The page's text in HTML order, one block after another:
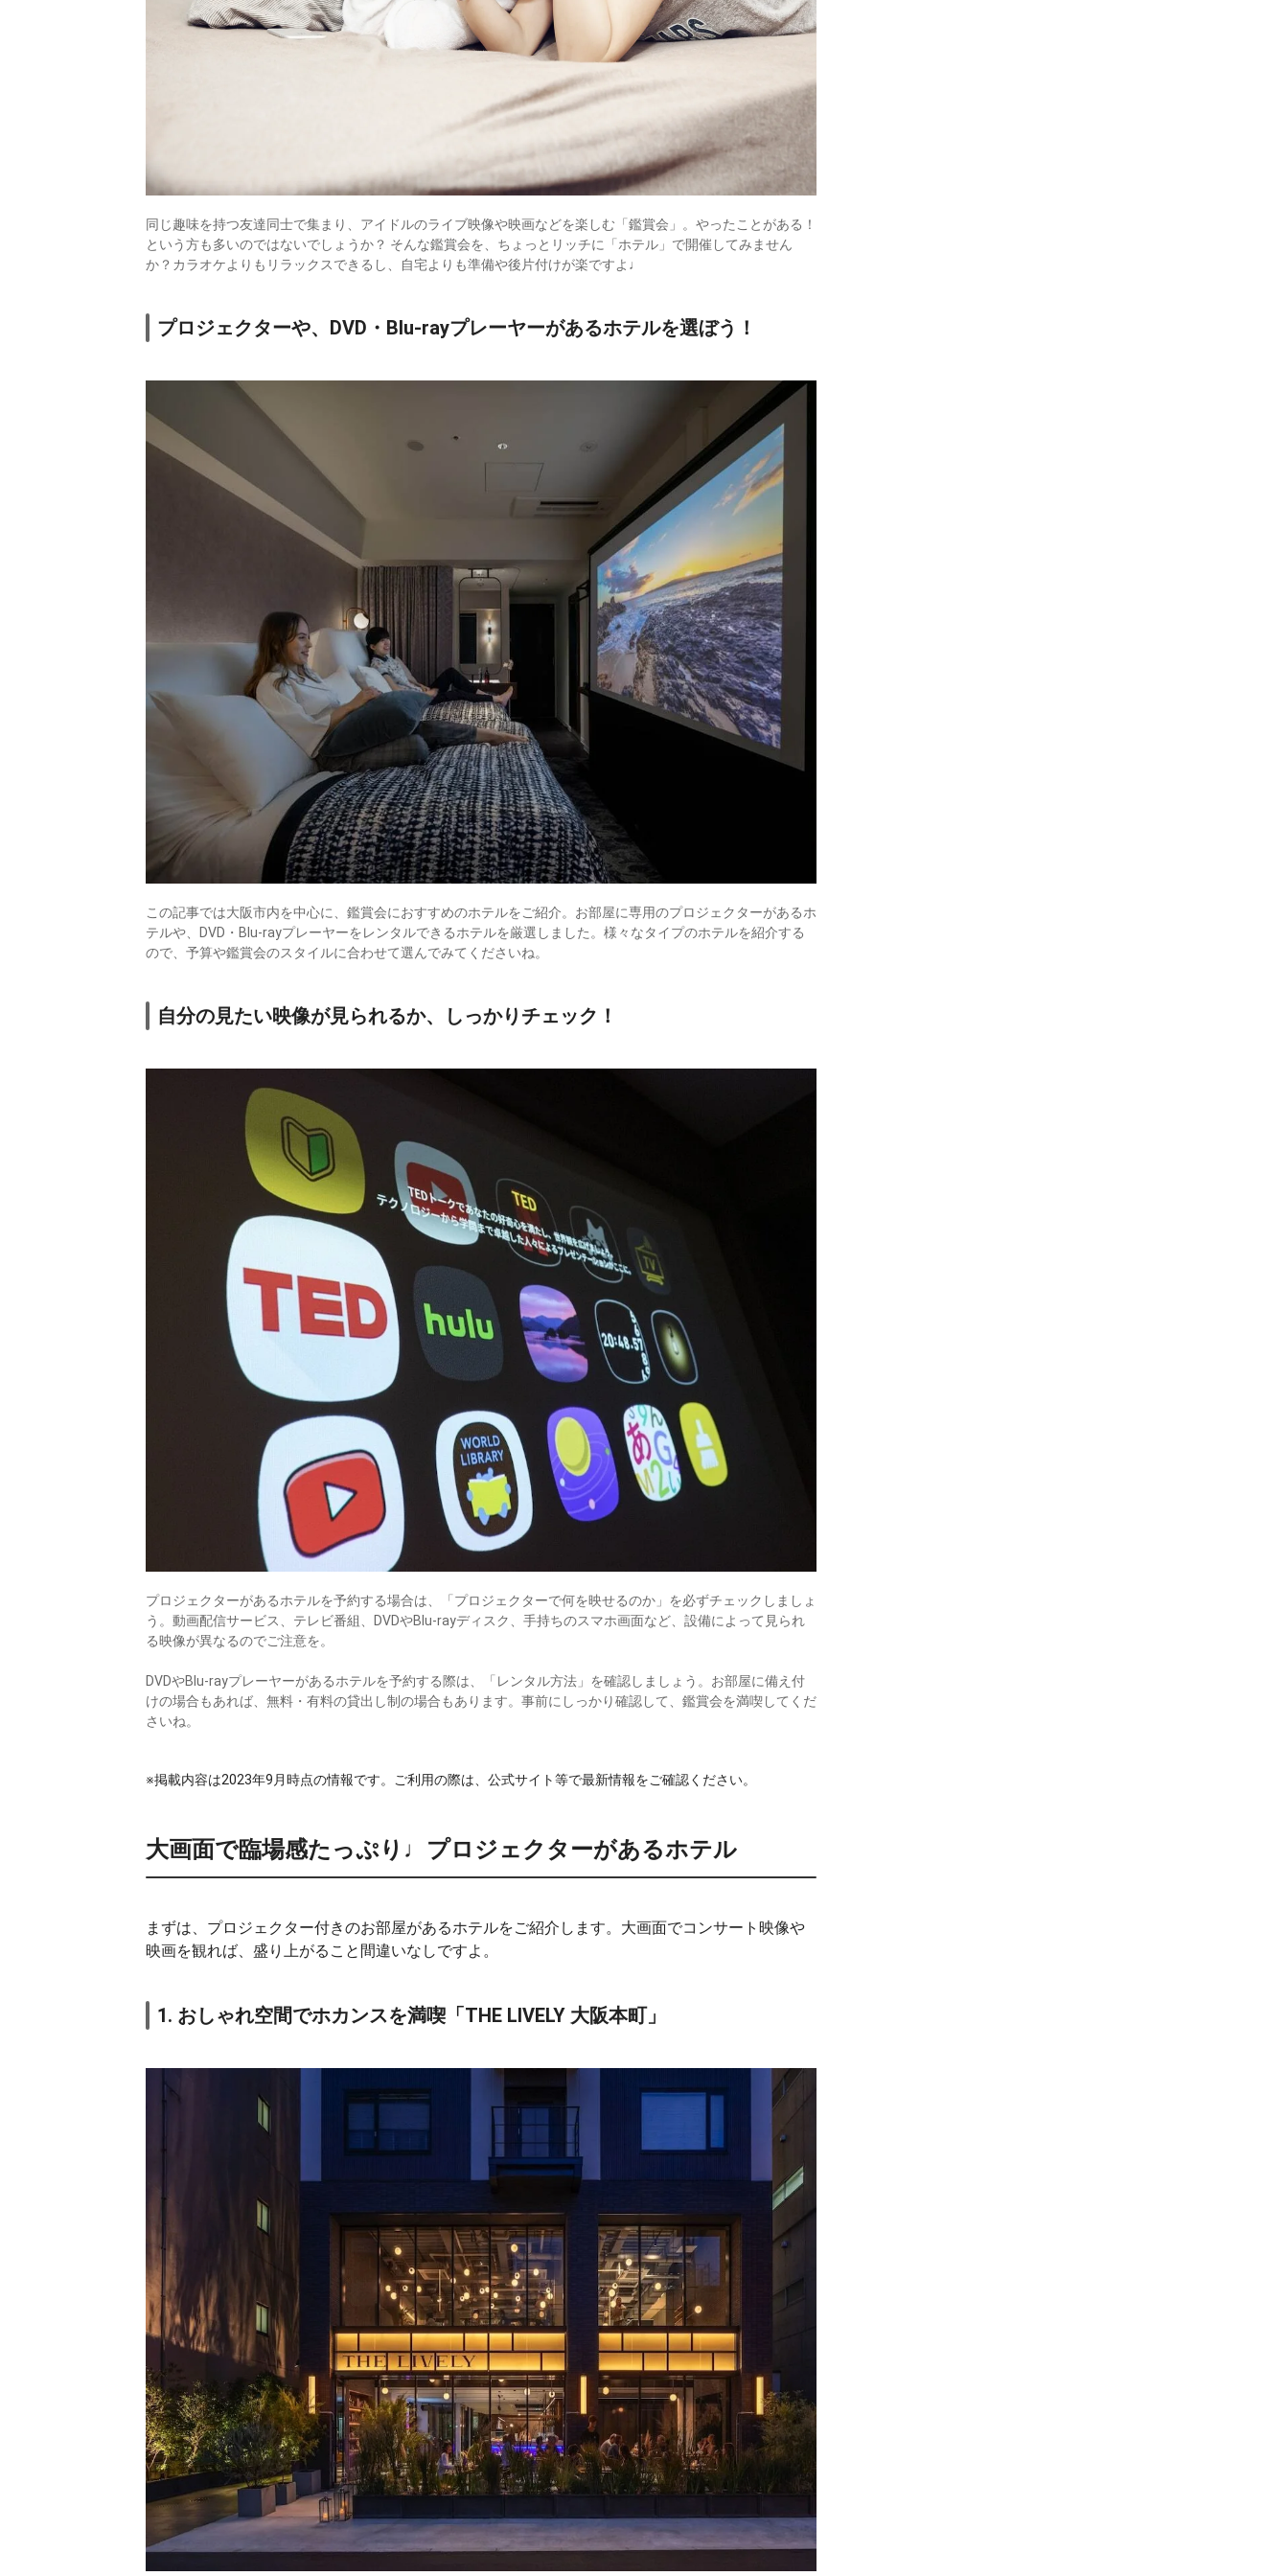
同じ趣味を持つ友達同士で集まり、アイドルのライブ映像や映画などを楽しむ「鑑賞会」。やったことがある！
という方も多いのではないでしょうか？ そんな鑑賞会を、ちょっとリッチに「ホテル」で開催してみません
か？カラオケよりもリラックスできるし、自宅よりも準備や後片付けが楽ですよ♩
プロジェクターや、DVD・Blu-rayプレーヤーがあるホテルを選ぼう！
この記事では大阪市内を中心に、鑑賞会におすすめのホテルをご紹介。お部屋に専用のプロジェクターがあるホ
テルや、DVD・Blu-rayプレーヤーをレンタルできるホテルを厳選しました。様々なタイプのホテルを紹介する
ので、予算や鑑賞会のスタイルに合わせて選んでみてくださいね。
自分の見たい映像が見られるか、しっかりチェック！
プロジェクターがあるホテルを予約する場合は、「プロジェクターで何を映せるのか」を必ずチェックしましょ
う。動画配信サービス、テレビ番組、DVDやBlu-rayディスク、手持ちのスマホ画面など、設備によって見られ
る映像が異なるのでご注意を。
DVDやBlu-rayプレーヤーがあるホテルを予約する際は、「レンタル方法」を確認しましょう。お部屋に備え付
けの場合もあれば、無料・有料の貸出し制の場合もあります。事前にしっかり確認して、鑑賞会を満喫してくだ
さいね。
※掲載内容は2023年9月時点の情報です。ご利用の際は、公式サイト等で最新情報をご確認ください。
大画面で臨場感たっぷり♩プロジェクターがあるホテル
まずは、プロジェクター付きのお部屋があるホテルをご紹介します。大画面でコンサート映像や
映画を観れば、盛り上がること間違いなしですよ。
1. おしゃれ空間でホカンスを満喫「THE LIVELY 大阪本町」